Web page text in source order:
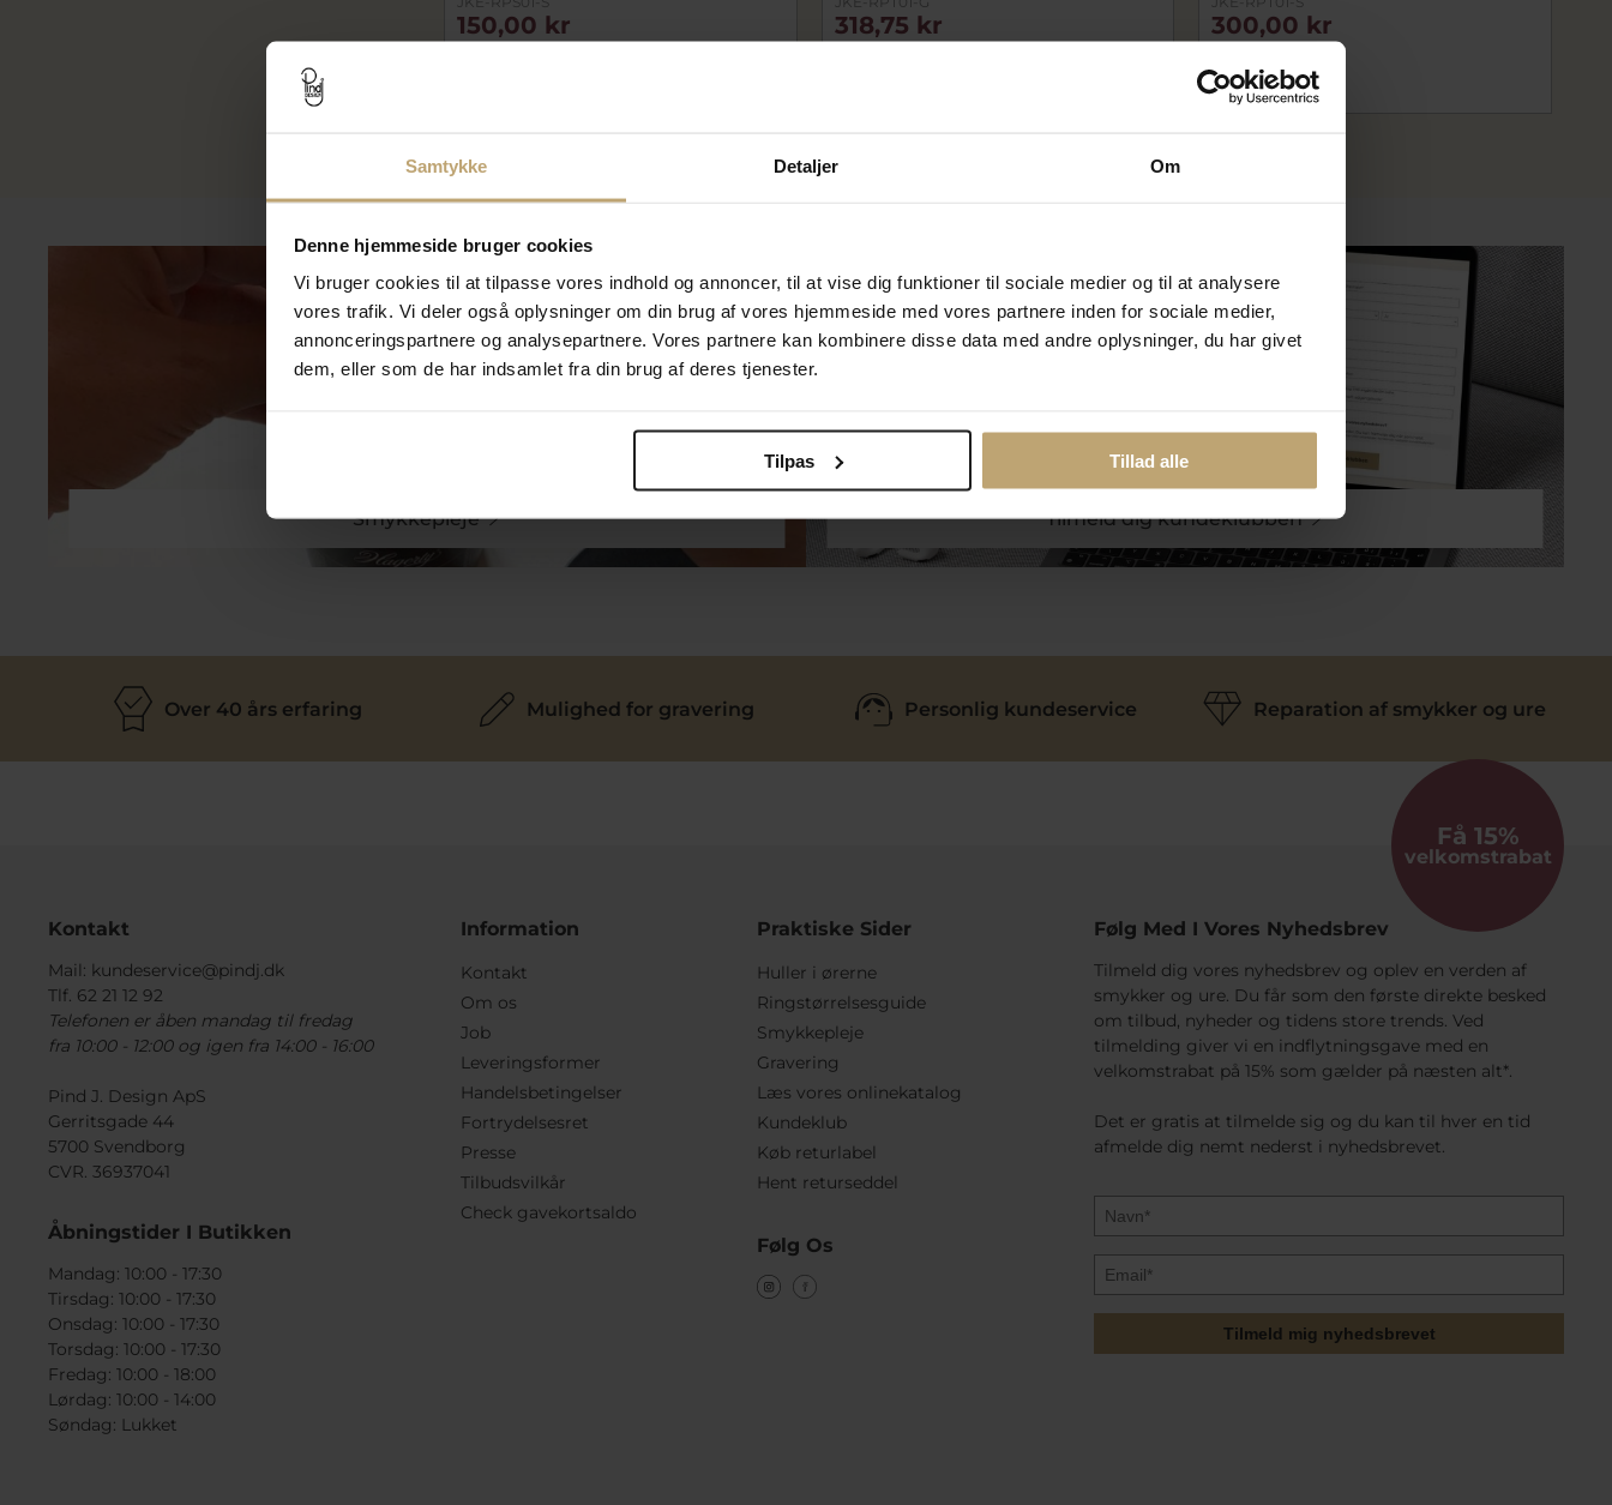
Samtykke Detaljer Om
Denne hjemmeside bruger cookies
Vi bruger cookies til at tilpasse vores indhold og annoncer, til at vise dig funktioner til sociale medier og til at analysere
vores trafik. Vi deler også oplysninger om din brug af vores hjemmeside med vores partnere inden for sociale medier,
annonceringspartnere og analysepartnere. Vores partnere kan kombinere disse data med andre oplysninger, du har givet
dem, eller som de har indsamlet fra din brug af deres tjenester.
Tilpas Tillad alle
150,00 kr 318,75 kr 300,00 kr
På fjernlager
Smykkepleje Tilmeld dig kundeklubben
Over 40 års erfaring Mulighed for gravering Personlig kundeservice Reparation af smykker og ure
Kontakt
Mail: kundeservice@pindj.dk
Tlf. 62 21 12 92
Telefonen er åben mandag til fredag
fra 10:00 - 12:00 og igen fra 14:00 - 16:00
Pind J. Design ApS
Gerritsgade 44
5700 Svendborg
CVR. 36937041
Åbningstider I Butikken
Mandag: 10:00 - 17:30
Tirsdag: 10:00 - 17:30
Onsdag: 10:00 - 17:30
Torsdag: 10:00 - 17:30
Fredag: 10:00 - 18:00
Lørdag: 10:00 - 14:00
Søndag: Lukket
Information
Kontakt
Om os
Job
Leveringsformer
Handelsbetingelser
Fortrydelsesret
Presse
Tilbudsvilkår
Check gavekortsaldo
Praktiske Sider
Huller i ørerne
Ringstørrelsesguide
Smykkepleje
Gravering
Læs vores onlinekatalog
Kundeklub
Køb returlabel
Hent returseddel
Følg Os
Få 15%
velkomstrabat
Følg Med I Vores Nyhedsbrev
Tilmeld dig vores nyhedsbrev og oplev en verden af
smykker og ure. Du får som den første direkte besked
om tilbud, nyheder og tidens store trends. Ved
tilmelding giver vi en indflytningsgave med en
velkomstrabat på 15% som gælder på næsten alt*.
Det er gratis at tilmelde sig og du kan til hver en tid
afmelde dig nemt nederst i nyhedsbrevet.
Tilmeld mig nyhedsbrevet